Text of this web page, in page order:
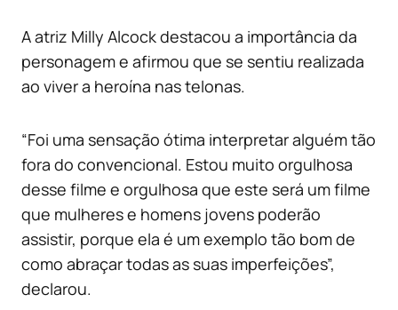
A atriz Milly Alcock destacou a importância da
personagem e afirmou que se sentiu realizada
ao viver a heroína nas telonas.
“Foi uma sensação ótima interpretar alguém tão
fora do convencional. Estou muito orgulhosa
desse filme e orgulhosa que este será um filme
que mulheres e homens jovens poderão
assistir, porque ela é um exemplo tão bom de
como abraçar todas as suas imperfeições”,
declarou.